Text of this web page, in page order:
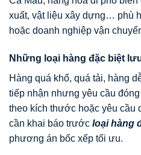
xuất, vật liệu xây dựng… phù
hoặc doanh nghiệp vận
Những loại hàng đặc biệt
Hàng quá khổ, quá tải, hàng
tiếp nhận nhưng yêu cầu
theo kích thước hoặc yêu cầu
cần khai báo trước loại hàng
phương án bốc xếp tối ưu.